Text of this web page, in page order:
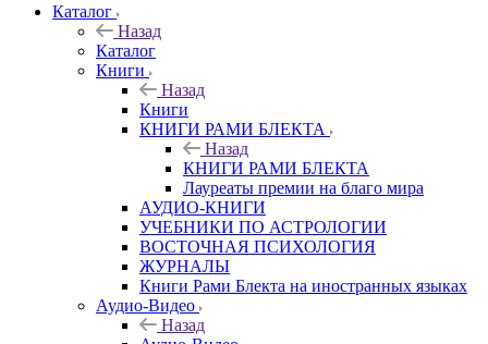
Каталог
Назад
Каталог
Книги
Назад
Книги
КНИГИ РАМИ БЛЕКТА
Назад
КНИГИ РАМИ БЛЕКТА
Лауреаты премии на благо мира
АУДИО-КНИГИ
УЧЕБНИКИ ПО АСТРОЛОГИИ
ВОСТОЧНАЯ ПСИХОЛОГИЯ
ЖУРНАЛЫ
Книги Рами Блекта на иностранных языках
Аудио-Видео
Назад